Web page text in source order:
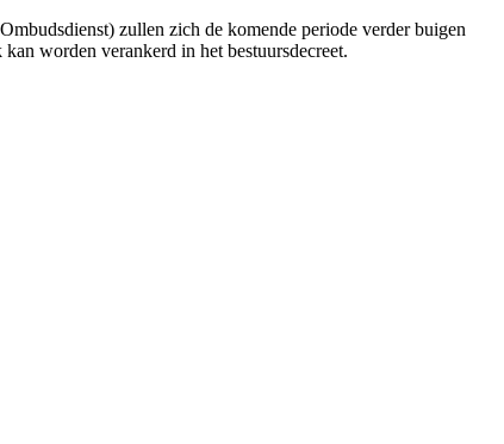
zullen zich de komende periode verder buigen
worden verankerd in het bestuursdecreet.